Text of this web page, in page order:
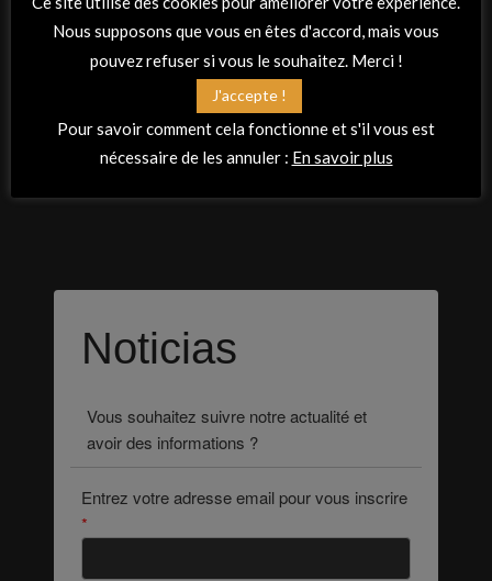
Crédits photos :
Conception et réalisation :
Virginie MARCHAND PASCON/Laura MOLINA
Sandrine ALLANO
Noticias
Vous souhaitez suivre notre actualité et
avoir des informations ?
Entrez votre adresse email pour vous inscrire
*
Nous supposons que vous en êtes d'accord, mais vous
pouvez refuser si vous le souhaitez. Merci !
J'accepte !
Pour savoir comment cela fonctionne et s'il vous est
nécessaire de les annuler : En savoir plus